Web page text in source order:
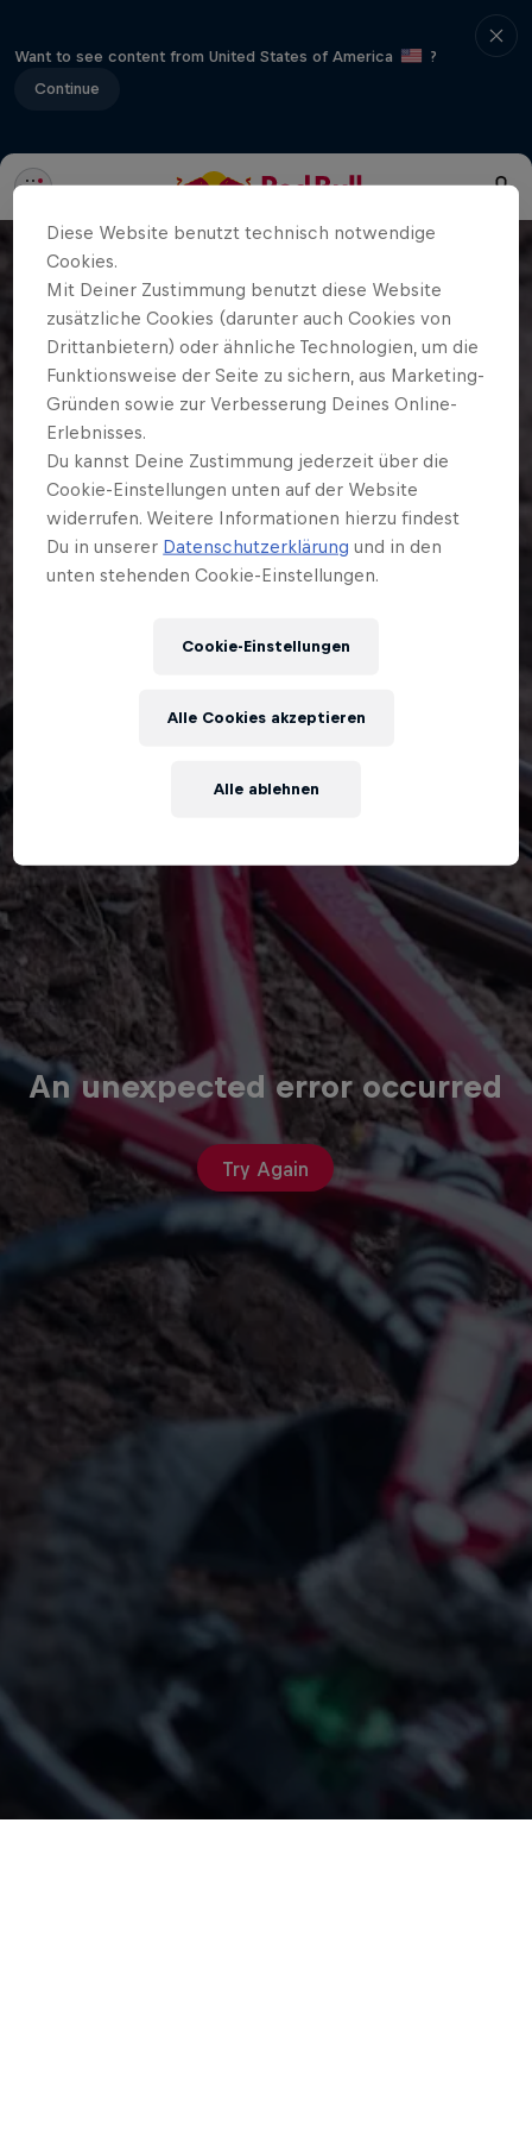
Want to see content from United States of America
?
Continue
An unexpected error occurred
Try Again
Diese Website benutzt technisch notwendige
Cookies.
Mit Deiner Zustimmung benutzt diese Website
zusätzliche Cookies (darunter auch Cookies von
Drittanbietern) oder ähnliche Technologien, um die
Funktionsweise der Seite zu sichern, aus Marketing-
Gründen sowie zur Verbesserung Deines Online-
Erlebnisses.
Du kannst Deine Zustimmung jederzeit über die
Cookie-Einstellungen unten auf der Website
widerrufen. Weitere Informationen hierzu findest
Du in unserer Datenschutzerklärung und in den
unten stehenden Cookie-Einstellungen.
Cookie-Einstellungen
Alle ablehnen
Alle Cookies akzeptieren